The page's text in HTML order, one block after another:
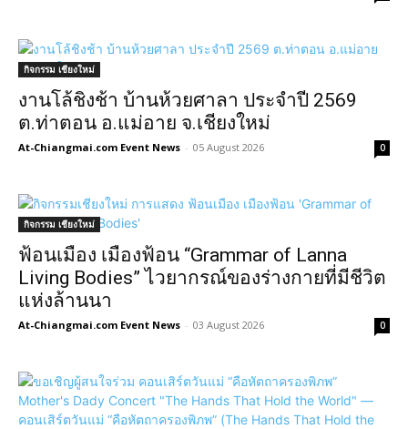
กิจกรรม เชียงใหม่
งานโล้ชิงช้า บ้านห้วยศาลา ประจำปี 2569
ต.ท่าตอน อ.แม่อาย จ.เชียงใหม่
At-Chiangmai.com Event News - 05 August 2026 0
กิจกรรม เชียงใหม่
ฟ้อนเมือง เมืองฟ้อน “Grammar of Lanna
Living Bodies” ไวยากรณ์ของร่างกายที่มีชีวิต
แห่งล้านนา
At-Chiangmai.com Event News - 03 August 2026 0